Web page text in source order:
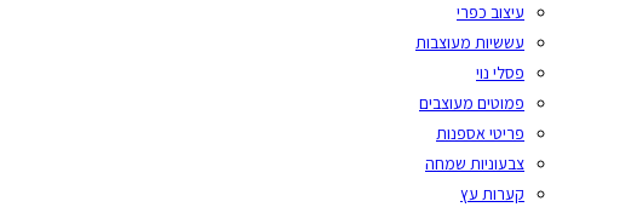
עיצוב כפרי
עששיות מעוצבות
פסלי נוי
פמוטים מעוצבים
פריטי אספנות
צבעוניות שמחה
קערות עץ